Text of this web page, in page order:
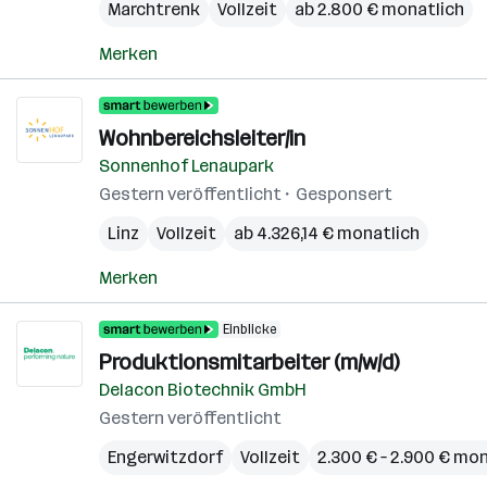
Marchtrenk
Vollzeit ab 2.800 € monatlich
Merken
Wohnbereichsleiter/in
Sonnenhof Lenaupark
Gestern veröffentlicht
Gesponsert
Linz
Vollzeit ab 4.326,14 € monatlich
Merken
Einblicke
Produktionsmitarbeiter (m/w/d)
Delacon Biotechnik GmbH
Gestern veröffentlicht
Engerwitzdorf
Vollzeit 2.300 € – 2.900 €